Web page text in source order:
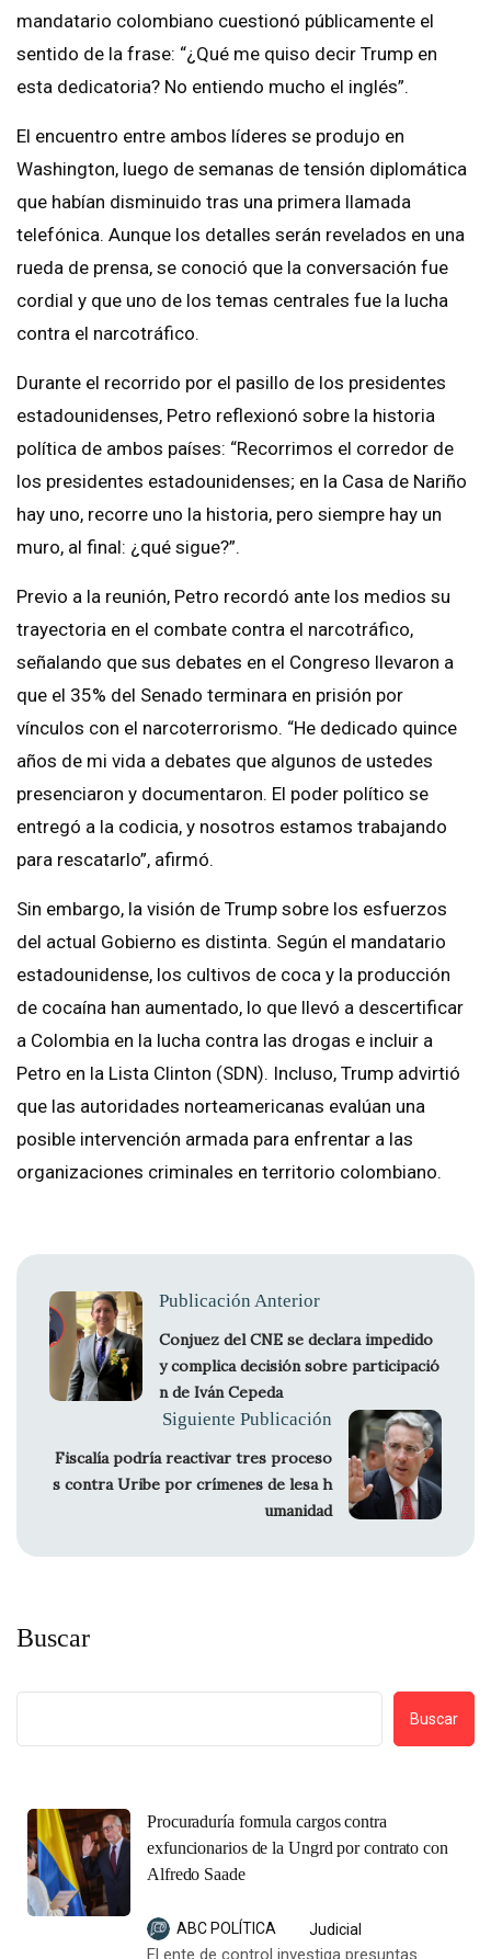
mandatario colombiano cuestionó públicamente el
sentido de la frase: “¿Qué me quiso decir Trump en
esta dedicatoria? No entiendo mucho el inglés”.
El encuentro entre ambos líderes se produjo en
Washington, luego de semanas de tensión diplomática
que habían disminuido tras una primera llamada
telefónica. Aunque los detalles serán revelados en una
rueda de prensa, se conoció que la conversación fue
cordial y que uno de los temas centrales fue la lucha
contra el narcotráfico.
Durante el recorrido por el pasillo de los presidentes
estadounidenses, Petro reflexionó sobre la historia
política de ambos países: “Recorrimos el corredor de
los presidentes estadounidenses; en la Casa de Nariño
hay uno, recorre uno la historia, pero siempre hay un
muro, al final: ¿qué sigue?”.
Previo a la reunión, Petro recordó ante los medios su
trayectoria en el combate contra el narcotráfico,
señalando que sus debates en el Congreso llevaron a
que el 35% del Senado terminara en prisión por
vínculos con el narcoterrorismo. “He dedicado quince
años de mi vida a debates que algunos de ustedes
presenciaron y documentaron. El poder político se
entregó a la codicia, y nosotros estamos trabajando
para rescatarlo”, afirmó.
Sin embargo, la visión de Trump sobre los esfuerzos
del actual Gobierno es distinta. Según el mandatario
estadounidense, los cultivos de coca y la producción
de cocaína han aumentado, lo que llevó a descertificar
a Colombia en la lucha contra las drogas e incluir a
Petro en la Lista Clinton (SDN). Incluso, Trump advirtió
que las autoridades norteamericanas evalúan una
posible intervención armada para enfrentar a las
organizaciones criminales en territorio colombiano.
Publicación Anterior
Conjuez del CNE se declara impedido
y complica decisión sobre participació
n de Iván Cepeda
Siguiente Publicación
Fiscalía podría reactivar tres proceso
s contra Uribe por crímenes de lesa h
umanidad
Buscar
Buscar
Procuraduría formula cargos contra
exfuncionarios de la Ungrd por contrato con
Alfredo Saade
ABC POLÍTICA Judicial